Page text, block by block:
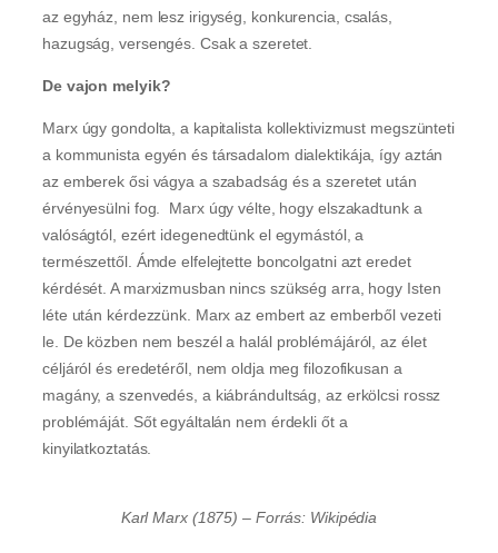
az egyház, nem lesz irigység, konkurencia, csalás,
hazugság, versengés. Csak a szeretet.
De vajon melyik?
Marx úgy gondolta, a kapitalista kollektivizmust megszünteti
a kommunista egyén és társadalom dialektikája, így aztán
az emberek ősi vágya a szabadság és a szeretet után
érvényesülni fog. Marx úgy vélte, hogy elszakadtunk a
valóságtól, ezért idegenedtünk el egymástól, a
természettől. Ámde elfelejtette boncolgatni azt eredet
kérdését. A marxizmusban nincs szükség arra, hogy Isten
léte után kérdezzünk. Marx az embert az emberből vezeti
le. De közben nem beszél a halál problémájáról, az élet
céljáról és eredetéről, nem oldja meg filozofikusan a
magány, a szenvedés, a kiábrándultság, az erkölcsi rossz
problémáját. Sőt egyáltalán nem érdekli őt a
kinyilatkoztatás.
Karl Marx (1875) – Forrás: Wikipédia